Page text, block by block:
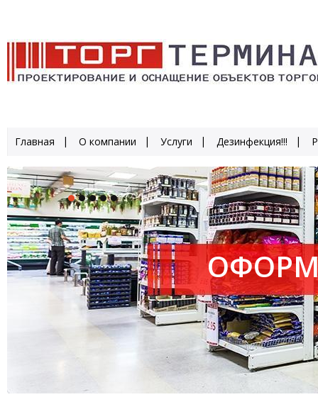
Главная О компании Услуги Дезинфекция!!!